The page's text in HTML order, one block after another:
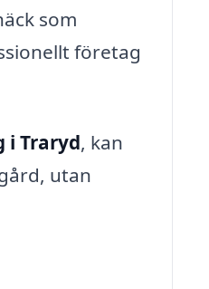
som
företag
i Traryd, kan
utan